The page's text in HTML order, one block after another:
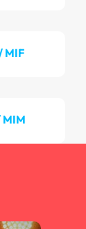
MIF
MIM